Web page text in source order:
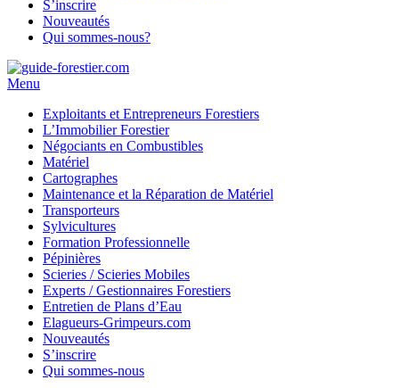
S’inscrire
Nouveautés
Qui sommes-nous?
Menu
Exploitants et Entrepreneurs Forestiers
L’Immobilier Forestier
Négociants en Combustibles
Matériel
Cartographes
Maintenance et la Réparation de Matériel
Transporteurs
Sylvicultures
Formation Professionnelle
Pépinières
Scieries / Scieries Mobiles
Experts / Gestionnaires Forestiers
Entretien de Plans d’Eau
Elagueurs-Grimpeurs.com
Nouveautés
S’inscrire
Qui sommes-nous